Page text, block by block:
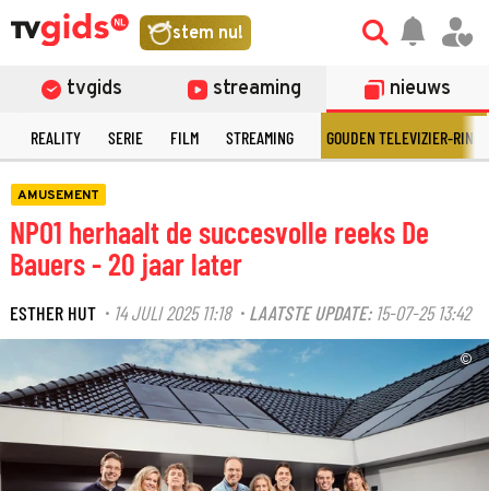
stem nu!
tvgids streaming nieuws
REALITY SERIE FILM STREAMING GOUDEN TELEVIZIER-RING
AMUSEMENT
NPO1 herhaalt de succesvolle reeks De
Bauers - 20 jaar later
ESTHER HUT · 14 JULI 2025 11:18· LAATSTE UPDATE: 15-07-25 13:42
©